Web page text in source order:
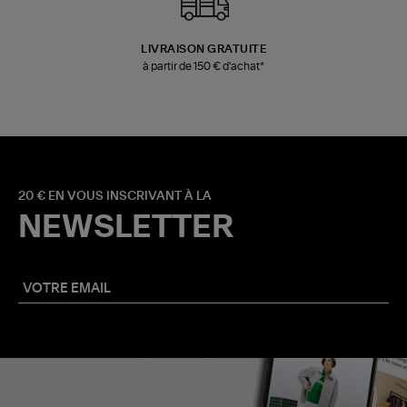
LIVRAISON GRATUITE
à partir de 150 € d'achat*
20 € EN VOUS INSCRIVANT À LA
NEWSLETTER